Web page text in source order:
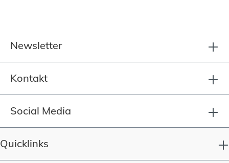
Newsletter
Kontakt
Social Media
Quicklinks